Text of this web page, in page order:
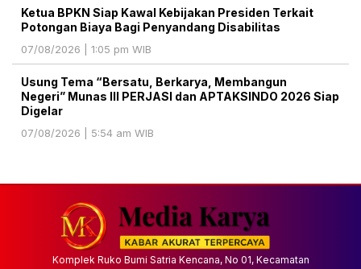
Ketua BPKN Siap Kawal Kebijakan Presiden Terkait
Potongan Biaya Bagi Penyandang Disabilitas
07/08/2026 | 1:05 pm WIB
Usung Tema “Bersatu, Berkarya, Membangun
Negeri” Munas III PERJASI dan APTAKSINDO 2026 Siap
Digelar
07/08/2026 | 5:54 am WIB
Komplek Ruko Bumi Satria Kencana, No 01, Kecamatan